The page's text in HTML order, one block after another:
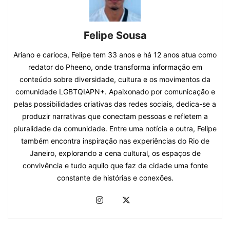
Felipe Sousa
Ariano e carioca, Felipe tem 33 anos e há 12 anos atua como
redator do Pheeno, onde transforma informação em
conteúdo sobre diversidade, cultura e os movimentos da
comunidade LGBTQIAPN+. Apaixonado por comunicação e
pelas possibilidades criativas das redes sociais, dedica-se a
produzir narrativas que conectam pessoas e refletem a
pluralidade da comunidade. Entre uma notícia e outra, Felipe
também encontra inspiração nas experiências do Rio de
Janeiro, explorando a cena cultural, os espaços de
convivência e tudo aquilo que faz da cidade uma fonte
constante de histórias e conexões.